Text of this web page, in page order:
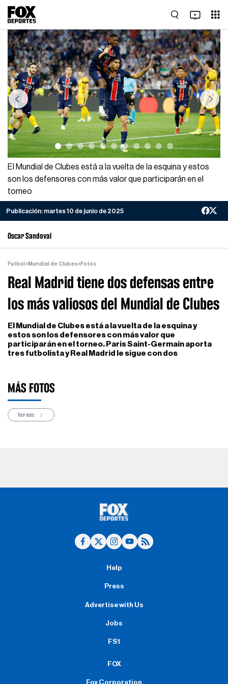
Previous Next
El Mundial de Clubes está a la vuelta de la esquina y estos
son los defensores con más valor que participarán en el
torneo
Publicación: martes 10 de junio de 2025
Oscar Sandoval
Futbol >Mundial de Clubes>Fotos
Real Madrid tiene dos defensas entre
los más valiosos del Mundial de Clubes
El Mundial de Clubes está a la vuelta de la esquina y
estos son los defensores con más valor que
participarán en el torneo. Paris Saint-Germain aporta
tres futbolista y Real Madrid le sigue con dos
MÁS FOTOS
Ver más
Help
Press
Advertise with Us
Jobs
FS1
FOX